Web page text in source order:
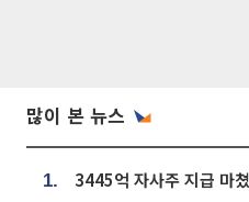
많이 본 뉴스
1.